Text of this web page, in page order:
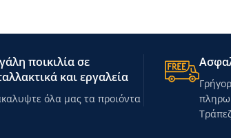
ποικιλία σε
και εργαλεία
όλα μας τα προιόντα